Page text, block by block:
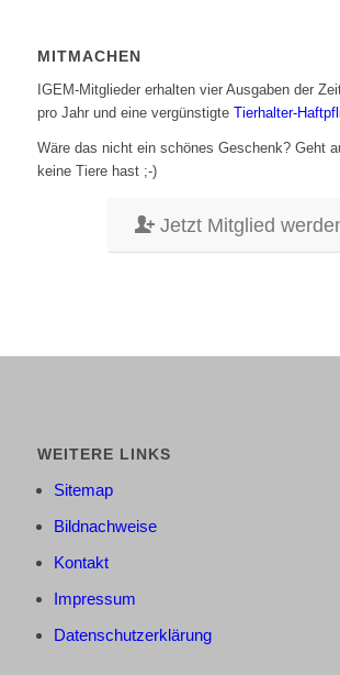
MITMACHEN
IGEM-Mitglieder erhalten vier Ausgaben der
pro Jahr und eine vergünstigte Tierhalter-
Wäre das nicht ein schönes Geschenk? Geht
keine Tiere hast ;-)
Jetzt Mitglied
WEITERE LINKS
Sitemap
Bildnachweise
Kontakt
Impressum
Datenschutzerklärung